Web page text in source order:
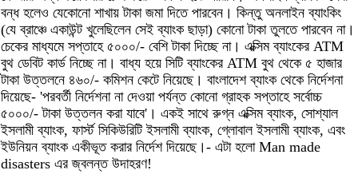
বন্ধ হলেও যেকোনো শাখায় টাকা জমা দিতে পারবেন। কিন্তু অনলাইন ব্যাংকিং
(যে ব্রাঞ্চে একাউন্ট খুলেছিলেন সেই ব্যাংক ছাড়া) কোনো টাকা তুলতে পারবেন না।
চেকের মাধ্যমে সপ্তাহে ৫০০০/- বেশি টাকা দিচ্ছে না। এক্সিম ব্যাংকের ATM
বুথ ডেবিট কার্ড নিচ্ছে না। বাধ্য হয়ে সিটি ব্যাংকের ATM বুথ থেকে ৫ হাজার
টাকা উত্তলনে ৪৬০/- কমিশন কেটে নিয়েছে। বাংলাদেশ ব্যাংক থেকে নির্দেশনা
দিয়েছে- 'পরবর্তী নির্দেশনা না দেওয়া পর্যন্ত কোনো গ্রাহক সপ্তাহে সর্বোচ্চ
৫০০০/- টাকা উত্তলন করা যাবে'। একই সাথে রুগ্ন এক্সিম ব্যাংক, সোশ্যাল
ইসলামী ব্যাংক, ফার্স্ট সিকিউরিটি ইসলামী ব্যাংক, গ্লোবাল ইসলামী ব্যাংক, এবং
ইউনিয়ন ব্যাংক একীভূত করার নির্দেশ দিয়েছে।- এটা হলো Man made
disasters এর জ্বলন্ত উদাহরণ!